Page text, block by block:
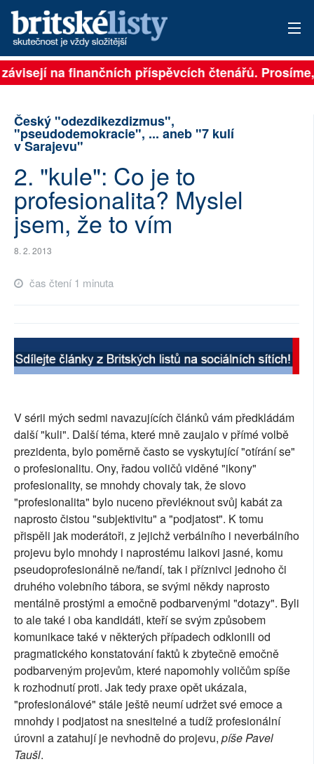
PŘIHLÁSIT
ARCHIV
ROZHOVORY
TÉMATA
NEJČTENĚJŠÍ ZA 7 DNÍ
RUBRIKY
na finančních příspěvcích čtenářů.
Český "odezdikezdizmus",
"pseudodemokracie", ... aneb "7 kulí
v Sarajevu"
2. "kule": Co je to
profesionalita? Myslel
jsem, že to vím
8. 2. 2013
čas čtení 1 minuta
V sérii mých sedmi navazujících článků vám předkládám
další "kuli". Další téma, které mně zaujalo v přímé volbě
prezidenta, bylo poměrně často se vyskytující "otírání se"
o profesionalitu. Ony, řadou voličů viděné "ikony"
profesionality, se mnohdy chovaly tak, že slovo
"profesionalita" bylo nuceno převléknout svůj kabát za
naprosto čistou "subjektivitu" a "podjatost". K tomu
přispěli jak moderátoři, z jejichž verbálního i neverbálního
projevu bylo mnohdy i naprostému laikovi jasné, komu
pseudoprofesionálně ne/fandí, tak i příznivci jednoho či
druhého volebního tábora, se svými někdy naprosto
mentálně prostými a emočně podbarvenými "dotazy". Byli
to ale také i oba kandidáti, kteří se svým způsobem
komunikace také v některých případech odklonili od
pragmatického konstatování faktů k zbytečně emočně
podbarveným projevům, které napomohly voličům spíše
k rozhodnutí proti. Jak tedy praxe opět ukázala,
"profesionálové" stále ještě neumí udržet své emoce a
mnohdy i podjatost na snesitelné a tudíž profesionální
úrovni a zatahují je nevhodně do projevu, píše Pavel
Taušl.